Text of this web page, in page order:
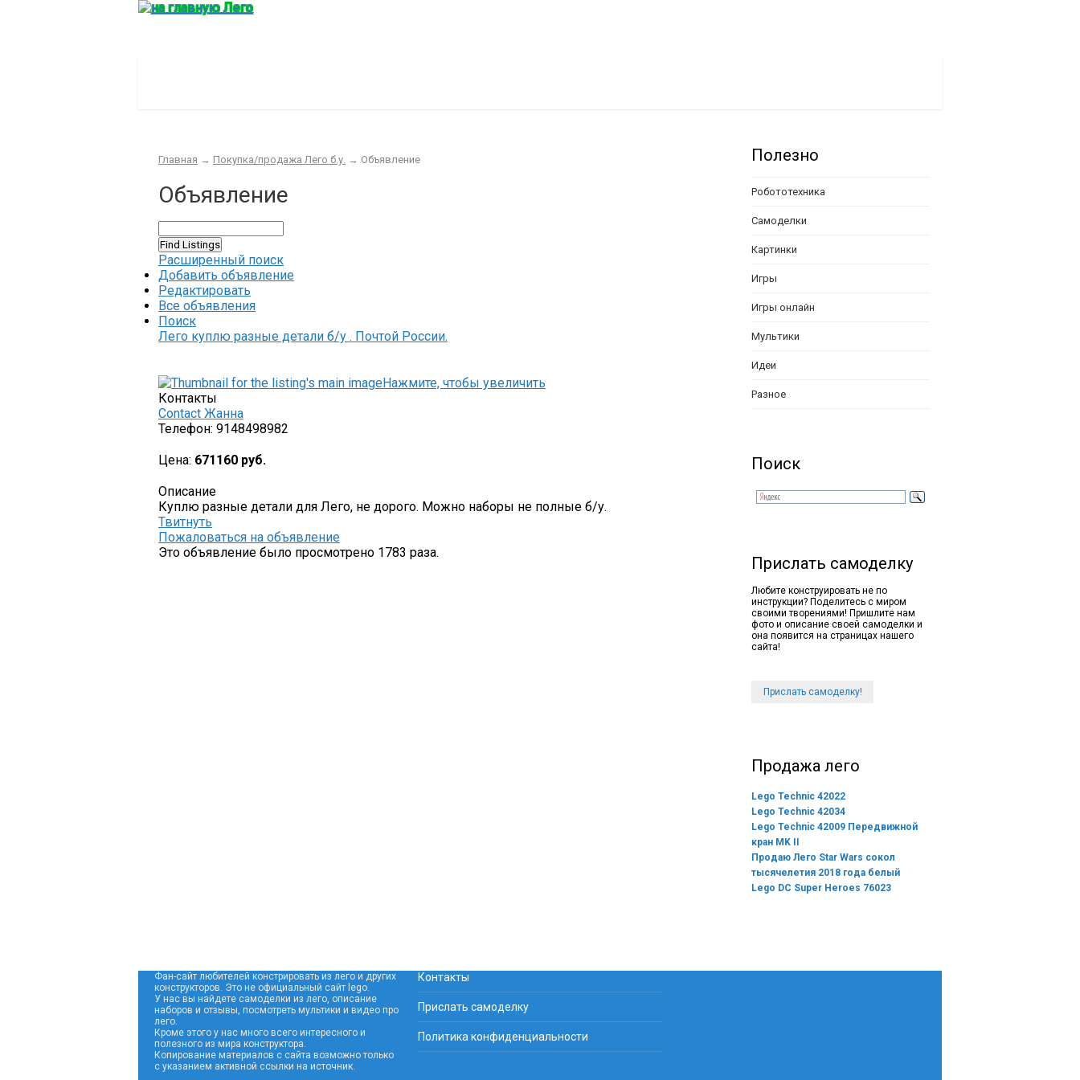
Главная → Покупка/продажа Лего б.у. → Объявление
Объявление
Расширенный поиск
Добавить объявление
Редактировать
Все объявления
Поиск
Лего куплю разные детали б/у . Почтой России.
Нажмите, чтобы увеличить
Контакты
Contact Жанна
Телефон: 9148498982
Цена: 671160 руб.
Описание
Куплю разные детали для Лего, не дорого. Можно наборы не полные б/у.
Твитнуть
Пожаловаться на объявление
Это объявление было просмотрено 1783 раза.
Полезно
Робототехника
Самоделки
Картинки
Игры
Игры онлайн
Мультики
Идеи
Разное
Поиск
Прислать самоделку
Любите конструировать не по
инструкции? Поделитесь с миром
своими творениями! Пришлите нам
фото и описание своей самоделки и
она появится на страницах нашего
сайта!
Прислать самоделку!
Продажа лего
Lego Technic 42022
Lego Technic 42034
Lego Technic 42009 Передвижной
кран MK II
Продаю Лего Star Wars сокол
тысячелетия 2018 года белый
Lego DC Super Heroes 76023
Фан-сайт любителей констрировать из лего и других
конструкторов. Это не официальный сайт lego.
У нас вы найдете самоделки из лего, описание
наборов и отзывы, посмотреть мультики и видео про
лего.
Кроме этого у нас много всего интересного и
полезного из мира конструктора.
Копирование материалов с сайта возможно только
с указанием активной ссылки на источник.
Контакты
Прислать самоделку
Политика конфиденциальности